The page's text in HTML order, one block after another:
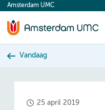
content
Amsterdam UMC
Vandaag
25 april 2019